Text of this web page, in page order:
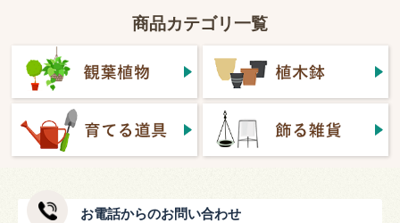
商品カテゴリ一覧
お電話からのお問い合わせ